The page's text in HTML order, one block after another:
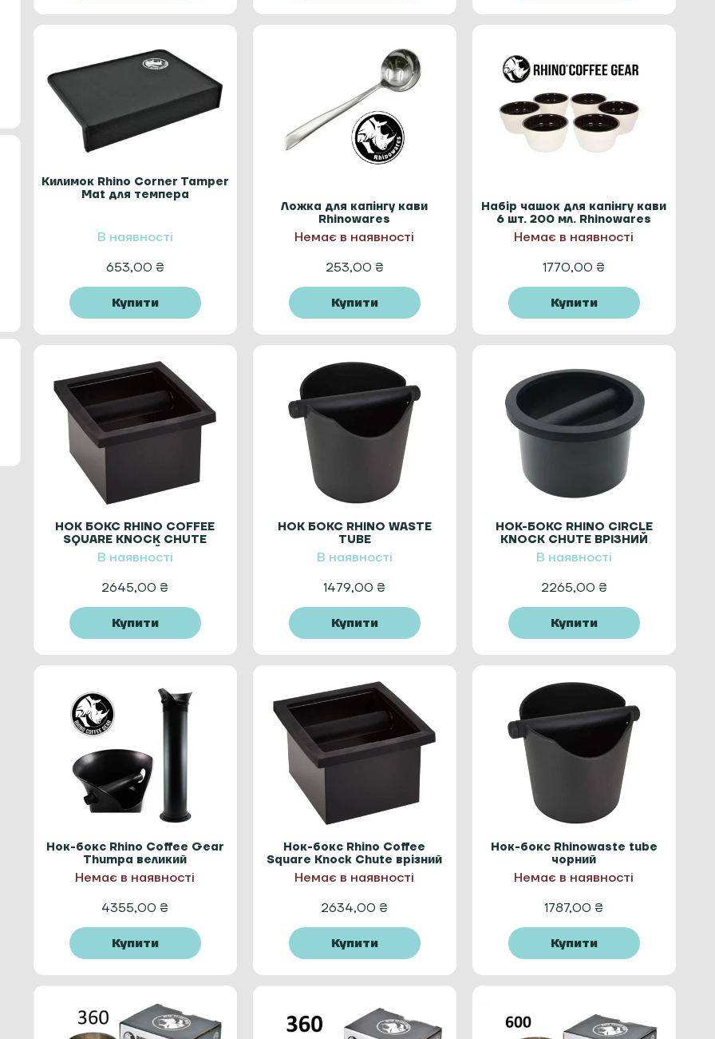
Килимок Rhino Corner Tamper
Mat для темпера
В наявності
653,00 ₴
Купити
Ложка для капінгу кави
Rhinowares
Немає в наявності
253,00 ₴
Купити
Набір чашок для капінгу кави
6 шт. 200 мл. Rhinowares
Сoffee Gear
Немає в наявності
1770,00 ₴
Купити
НОК БОКС RHINO COFFEE
SQUARE KNOCK CHUTE
ВРІЗНИЙ
В наявності
2645,00 ₴
Купити
НОК БОКС RHINO WASTE
TUBE
В наявності
1479,00 ₴
Купити
НОК-БОКС RHINO CIRCLE
KNOCK CHUTE ВРІЗНИЙ
В наявності
2265,00 ₴
Купити
Нок-бокс Rhino Coffee Gear
Thumpa великий
Немає в наявності
4355,00 ₴
Купити
Нок-бокс Rhino Coffee
Square Knock Chute врізний
Немає в наявності
2634,00 ₴
Купити
Нок-бокс Rhinowaste tube
чорний
Немає в наявності
1787,00 ₴
Купити